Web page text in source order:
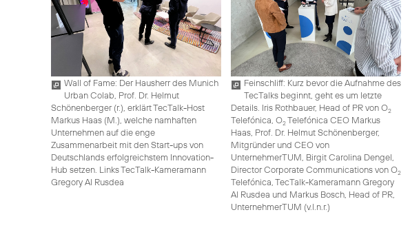
Wall of Fame: Der Hausherr des Munich
Urban Colab, Prof. Dr. Helmut
Schönenberger (r.), erklärt TecTalk-Host
Markus Haas (M.), welche namhaften
Unternehmen auf die enge
Zusammenarbeit mit den Start-ups von
Deutschlands erfolgreichstem Innovation-
Hub setzen. Links TecTalk-Kameramann
Gregory Al Rusdea
Feinschliff: Kurz bevor die Aufnahme des
TecTalks beginnt, geht es um letzte
Details. Iris Rothbauer, Head of PR von O2
Telefónica, O2Telefónica CEO Markus
Haas, Prof. Dr. Helmut Schönenberger,
Mitgründer und CEO von
UnternehmerTUM, Birgit Carolina Dengel,
Director Corporate Communications von O2
Telefónica, TecTalk-Kameramann Gregory
Al Rusdea und Markus Bosch, Head of PR,
UnternehmerTUM (v.l.n.r.)